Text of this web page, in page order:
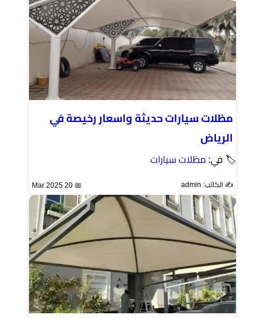
مظلات سيارات حديثة واسعار رخيصة في
الرياض
🏷 في: مظلات سيارات
✍️ الكاتب: admin 📅 20 Mar 2025